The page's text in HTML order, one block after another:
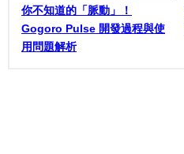
你不知道的「脈動」！
Gogoro Pulse 開發過程與使
用問題解析